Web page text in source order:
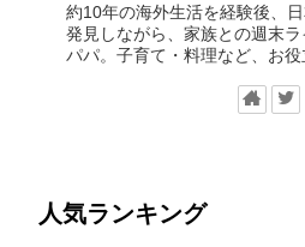
約10年の海外生活を経験後、
発見しながら、家族との週末
パパ。子育て・料理など、お役
人気ランキング